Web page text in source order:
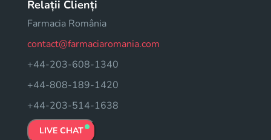
Relații Clienți
Farmacia România
contact@farmaciaromania.com
+44-203-608-1340
+44-808-189-1420
+44-203-514-1638
LIVE CHAT